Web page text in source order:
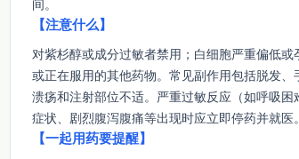
间。
【注意什么】
对紫杉醇或成分过敏者禁用；白细胞严重偏低
或正在服用的其他药物。常见副作用包括脱发
溃疡和注射部位不适。严重过敏反应（如呼吸
症状、剧烈腹泻腹痛等出现时应立即停药并就医。
【一起用药要提醒】